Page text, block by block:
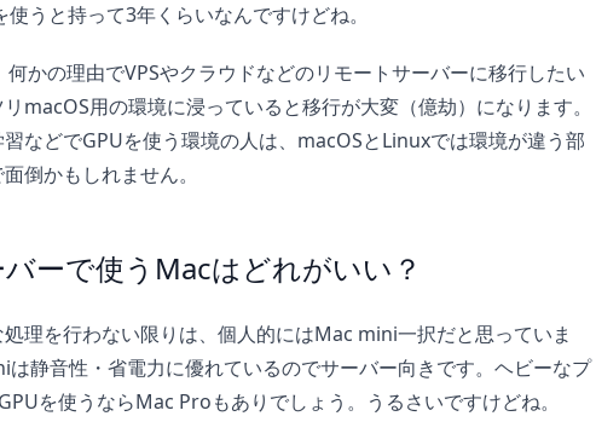
使うと持って3年くらいなんですけどね。
何かの理由でVPSやクラウドなどのリモートサーバーに移行したい
macOS用の環境に浸っていると移行が大変（億劫）になります。
などでGPUを使う環境の人は、macOSとLinuxでは環境が違う部
倒かもしれません。
ーで使うMacはどれがいい？
理を行わない限りは、個人的にはMac mini一択だと思っていま
静音性・省電力に優れているのでサーバー向きです。ヘビーなプ
を使うならMac Proもありでしょう。うるさいですけどね。